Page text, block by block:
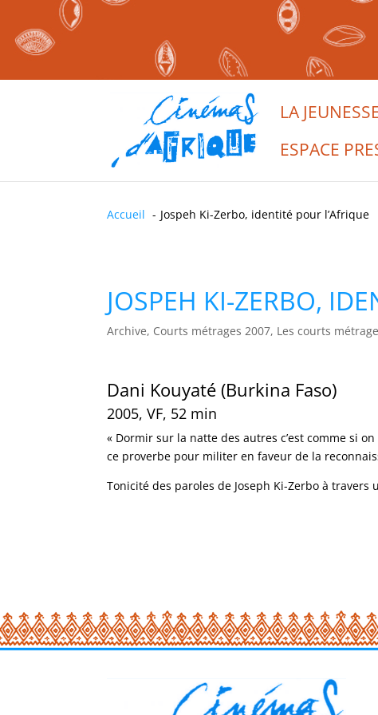
LA
ESPACE
Accueil Jospeh Ki-Zerbo, identité pour l’Afrique
JOSPEH KI-ZERBO,
Archive, Courts métrages 2007, Les courts
Dani Kouyaté (Burkina Faso)
2005, VF, 52 min
« Dormir sur la natte des autres c’est comme si
ce proverbe pour militer en faveur de la
Tonicité des paroles de Joseph Ki-Zerbo à travers